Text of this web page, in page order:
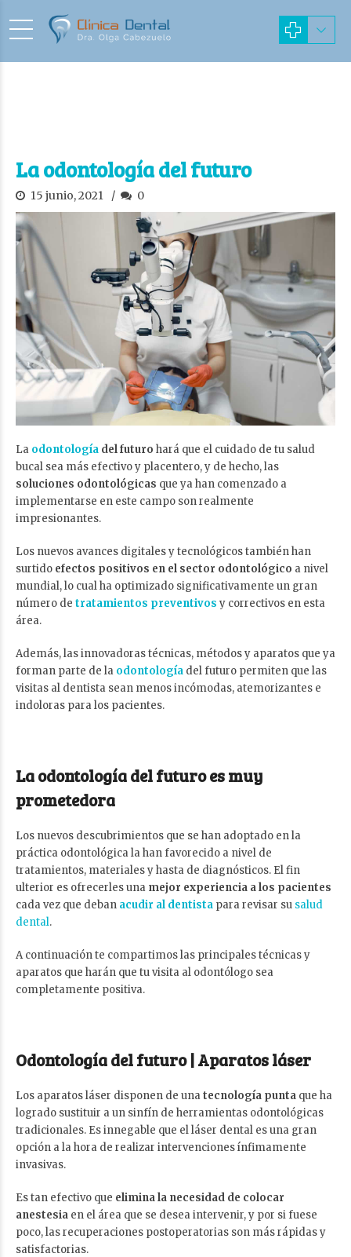
La odontología del futuro
15 junio, 2021 0
La odontología del futuro hará que el cuidado de tu salud
bucal sea más efectivo y placentero, y de hecho, las
soluciones odontológicas que ya han comenzado a
implementarse en este campo son realmente
impresionantes.
Los nuevos avances digitales y tecnológicos también han
surtido efectos positivos en el sector odontológico a nivel
mundial, lo cual ha optimizado significativamente un gran
número de tratamientos preventivos y correctivos en esta
área.
Además, las innovadoras técnicas, métodos y aparatos que ya
forman parte de la odontología del futuro permiten que las
visitas al dentista sean menos incómodas, atemorizantes e
indoloras para los pacientes.
La odontología del futuro es muy
prometedora
Los nuevos descubrimientos que se han adoptado en la
práctica odontológica la han favorecido a nivel de
tratamientos, materiales y hasta de diagnósticos. El fin
ulterior es ofrecerles una mejor experiencia a los pacientes
cada vez que deban acudir al dentista para revisar su salud
dental.
A continuación te compartimos las principales técnicas y
aparatos que harán que tu visita al odontólogo sea
completamente positiva.
Odontología del futuro |Aparatos láser
Los aparatos láser disponen de unatecnología punta que ha
logrado sustituir a un sinfín de herramientas odontológicas
tradicionales. Es innegable que el láser dental es una gran
opción a la hora de realizar intervenciones ínfimamente
invasivas.
Es tan efectivo que elimina la necesidad de colocar
anestesia en el área que se desea intervenir, y por si fuese
poco, las recuperaciones postoperatorias son más rápidas y
satisfactorias.